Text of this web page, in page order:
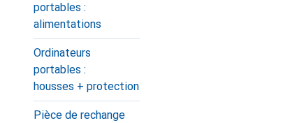
portables :
alimentations
Ordinateurs
portables :
housses + protection
Pièce de rechange